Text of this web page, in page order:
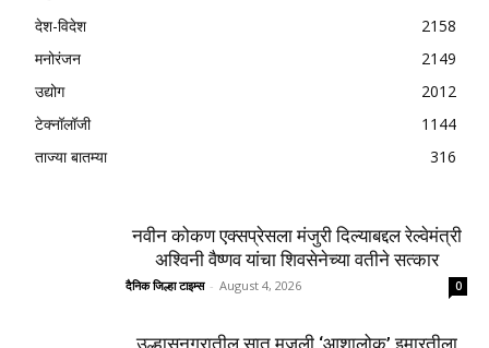
देश-विदेश
2158
मनोरंजन
2149
उद्योग
2012
टेक्नॉलॉजी
1144
ताज्या बातम्या
316
नवीन कोकण एक्सप्रेसला मंजुरी दिल्याबद्दल रेल्वेमंत्री
अश्विनी वैष्णव यांचा शिवसेनेच्या वतीने सत्कार
दैनिक जिल्हा टाइम्स - August 4, 2026 0
उल्हासनगरातील सात मजली ‘आशालोक’ इमारतीला